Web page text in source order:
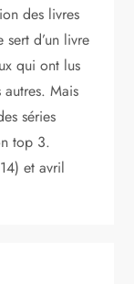
des livres
sert d’un livre
qui ont lus
Mais
séries
top 3.
et avril